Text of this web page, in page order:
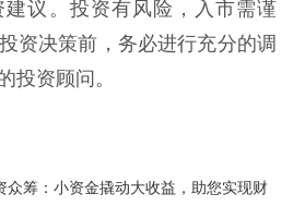
议。投资有风险，入市需谨
资决策前，务必进行充分的调
投资顾问。
众筹：小资金撬动大收益，助您实现财